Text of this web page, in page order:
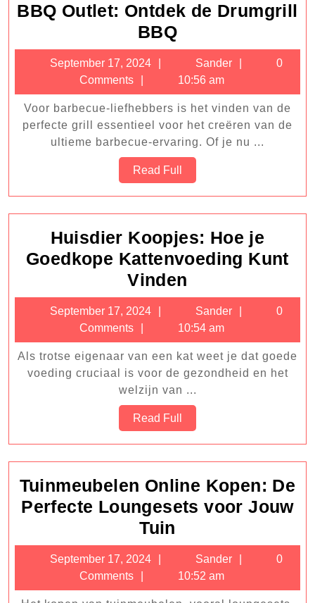
BBQ Outlet: Ontdek de Drumgrill
BBQBBQ
Outlet:
Ontdek
de
Drumgrill
BBQ
September 17, 2024
September
17,
2024
Sander Sander
0
Comments
10:56 am
Voor barbecue-liefhebbers is het vinden van de
perfecte grill essentieel voor het creëren van de
ultieme barbecue-ervaring. Of je nu ...
Read Full
Full
Huisdier Koopjes: Hoe je
Goedkope Kattenvoeding Kunt
Vinden
Koopjes:
Hoe
je
Goedkope
Kattenvoeding
Kunt
Vinden
September 17, 2024
September
17,
2024
Sander Sander
0
Comments
10:54 am
Als trotse eigenaar van een kat weet je dat goede
voeding cruciaal is voor de gezondheid en het
welzijn van ...
Read Full
Full
Tuinmeubelen Online Kopen: De
Perfecte Loungesets voor Jouw
Tuin
Online
Kopen:
De
September 17, 2024
September
17,
2024
Sander Sander
0
Comments
10:52 am